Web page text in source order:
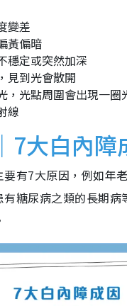
變差
黃偏暗
穩定或突然加深
見到光會散開
，光點周圍會出現一圈
線
7大白內障
有7大原因，例如年
糖尿病之類的長期病